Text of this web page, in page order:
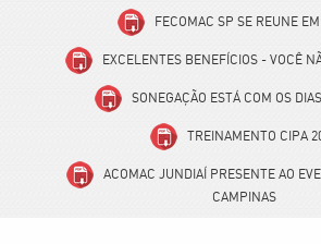
FECOMAC SP SE REUNE EM
EXCELENTES BENEFÍCIOS - VOCÊ
SONEGAÇÃO ESTÁ COM OS
TREINAMENTO CIPA
ACOMAC JUNDIAÍ PRESENTE AO
CAMPINAS